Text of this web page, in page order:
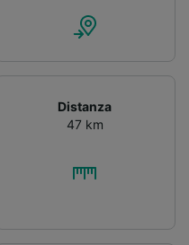
Distanza
47 km